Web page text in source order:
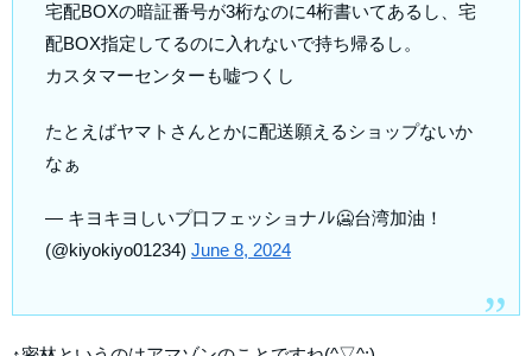
宅配BOXの暗証番号が3桁なのに4桁書いてあるし、宅
配BOX指定してるのに入れないで持ち帰るし。
カスタマーセンターも嘘つくし
たとえばヤマトさんとかに配送願えるショップないか
なぁ
— キヨキヨしいプ口フェッショナﾉﾚ🥶台湾加油！
(@kiyokiyo01234) June 8, 2024